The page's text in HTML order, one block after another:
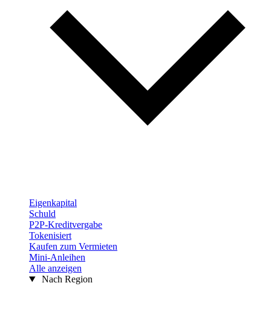
Eigenkapital
Schuld
P2P-Kreditvergabe
Tokenisiert
Kaufen zum Vermieten
Mini-Anleihen
Alle anzeigen
Nach Region